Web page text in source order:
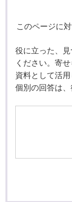
このページに
役に立った、
ください。寄
資料として活
個別の回答は、